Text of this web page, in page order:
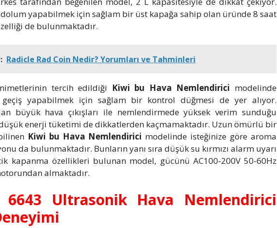
dolum yapabilmek için sağlam bir üst kapağa sahip olan üründe 8 saat
de bulunmaktadır.
Radicle Rad Coin Nedir? Yorumları ve Tahminleri
tercih edildiği Kiwi bu Hava Nemlendirici modelinde
geçiş yapabilmek için sağlam bir kontrol düğmesi de yer alıyor.
büyük hava çıkışları ile nemlendirmede yüksek verim sunduğu
enerji tüketimi de dikkatlerden kaçmamaktadır. Uzun ömürlü bir
Kiwi bu Hava Nemlendirici modelinde isteğinize göre aroma
da bulunmaktadır. Bunların yanı sıra düşük su kırmızı alarm uyarı
kapanma özellikleri bulunan model, gücünü AC100-200V 50-60Hz
almaktadır.
6643 Ultrasonik Hava Nemlendirici